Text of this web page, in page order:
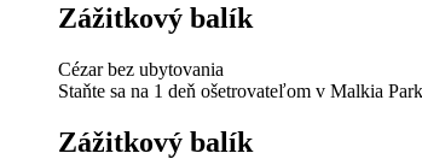
Zážitkový balík
Cézar bez ubytovania
Staňte sa na 1 deň ošetrovateľom v Malkia
Zážitkový balík